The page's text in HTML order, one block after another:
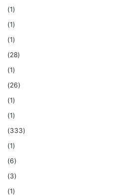
(1)
(1)
(1)
(28)
(1)
(26)
(1)
(1)
(333)
(1)
(6)
(3)
(1)